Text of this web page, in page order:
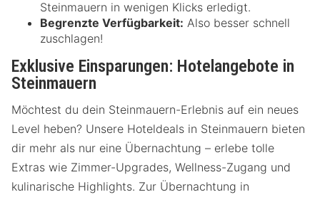
Steinmauern in wenigen Klicks erledigt.
Begrenzte Verfügbarkeit: Also besser schnell
zuschlagen!
Exklusive Einsparungen: Hotelangebote in
Steinmauern
Möchtest du dein Steinmauern-Erlebnis auf ein neues
Level heben? Unsere Hoteldeals in Steinmauern bieten
dir mehr als nur eine Übernachtung – erlebe tolle
Extras wie Zimmer-Upgrades, Wellness-Zugang und
kulinarische Highlights. Zur Übernachtung in